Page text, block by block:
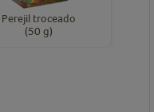
Perejil troceado
(50 g)